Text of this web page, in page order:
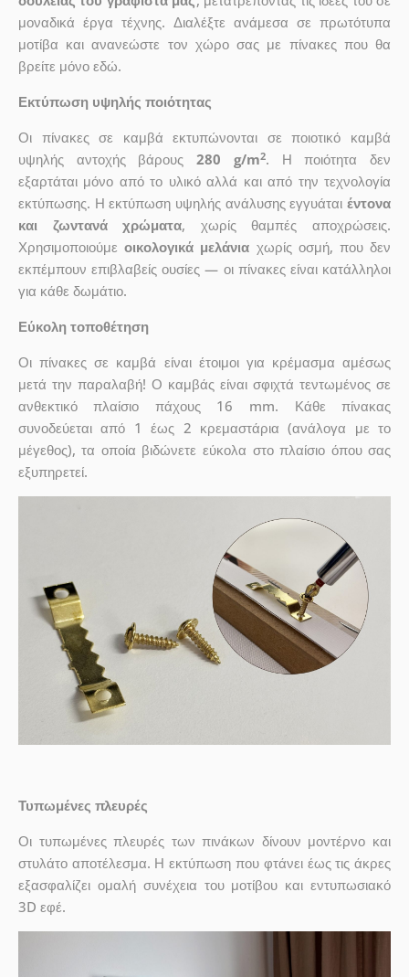
μοναδικά έργα τέχνης. Διαλέξτε ανάμεσα σε πρωτότυπα
μοτίβα και ανανεώστε τον χώρο σας με πίνακες που θα
βρείτε μόνο εδώ.
Εκτύπωση υψηλής ποιότητας
Οι πίνακες σε καμβά εκτυπώνονται σε ποιοτικό καμβά
υψηλής αντοχής βάρους280 g/m2. Η ποιότητα δεν
εξαρτάται μόνο από το υλικό αλλά και από την τεχνολογία
εκτύπωσης. Η εκτύπωση υψηλής ανάλυσης εγγυάταιέντονα
και ζωντανά χρώματα, χωρίς θαμπές αποχρώσεις.
Χρησιμοποιούμεοικολογικά μελάνια χωρίς οσμή, που δεν
εκπέμπουν επιβλαβείς ουσίες — οι πίνακες είναι κατάλληλοι
για κάθε δωμάτιο.
Εύκολη τοποθέτηση
Οι πίνακες σε καμβά είναι έτοιμοι για κρέμασμα αμέσως
μετά την παραλαβή! Ο καμβάς είναι σφιχτά τεντωμένος σε
ανθεκτικό πλαίσιο πάχους 16 mm. Κάθε πίνακας
συνοδεύεται από 1 έως 2 κρεμαστάρια (ανάλογα με το
μέγεθος), τα οποία βιδώνετε εύκολα στο πλαίσιο όπου σας
εξυπηρετεί.
Τυπωμένες πλευρές
Οι τυπωμένες πλευρές των πινάκων δίνουν μοντέρνο και
στυλάτο αποτέλεσμα. Η εκτύπωση που φτάνει έως τις άκρες
εξασφαλίζει ομαλή συνέχεια του μοτίβου και εντυπωσιακό
3D εφέ.